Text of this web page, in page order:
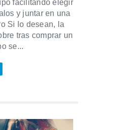
facilitando elegir
y juntar en una
Si lo desean, la
tras comprar un
se...